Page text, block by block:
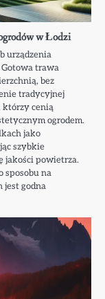
w Łodzi
urządzenia
trawa
bez
tradycyjnej
którzy cenią
ogrodem.
jako
szybkie
jakości powietrza.
sposobu na
jest godna